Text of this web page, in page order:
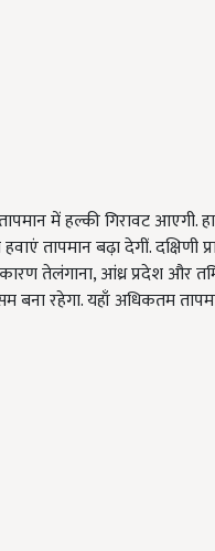
में हल्की गिरावट
तापमान बढ़ा देगीं. दक्षिणी
तेलंगाना, आंध्र प्रदेश और
रहेगा. यहाँ अधिकतम